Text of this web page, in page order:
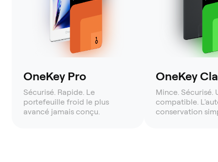
OneKey Pro
Sécurisé. Rapide. Le
portefeuille froid le plus
avancé jamais conçu.
OneKey
Mince. Sécurisé.
compatible.
conservation